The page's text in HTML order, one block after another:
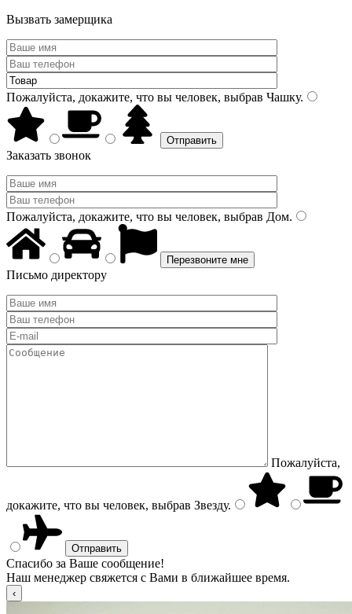
Вызвать замерщика
Пожалуйста, докажите, что вы человек, выбрав Чашку.
Заказать звонок
Пожалуйста, докажите, что вы человек, выбрав Дом.
Письмо директору
Пожалуйста,
докажите, что вы человек, выбрав Звезду.
Спасибо за Ваше сообщение!
Наш менеджер свяжется с Вами в ближайшее время.